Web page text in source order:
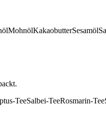
MohnölKakaobutterSesamöl
TeeSalbei-TeeRosmarin-Tee